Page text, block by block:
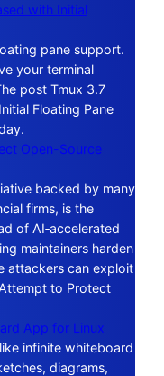
with Initial
pane support.
your terminal
post Tmux 3.7
Floating Pane
Open-Source
backed by many
firms, is the
of AI‑accelerated
maintainers harden
attackers can exploit
to Protect
App for Linux
infinite whiteboard
diagrams,